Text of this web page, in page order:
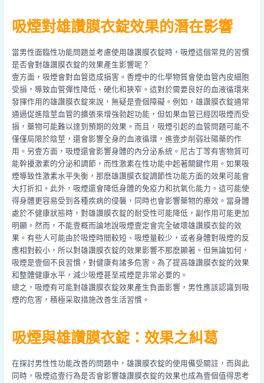
吸煙對雄讚膜衣錠效果的潛在影響
當男性面臨性功能問題並考慮使用雄讚膜衣錠時，吸煙這個常見的習慣
是否會對雄讚膜衣錠的效果產生影響呢？
壹方面，吸煙會對血管造成損害。香煙中的化學物質會使血管內皮細胞
受損，導致血管彈性降低、硬化和狹窄。這對於需要良好的血液循環來
發揮作用的雄讚膜衣錠來說，無疑是壹個障礙。例如，雄讚膜衣錠通常
通過促進陰莖血管的擴張來增強勃起功能，但如果血管已經因吸煙而受
損，藥物可能難以達到預期的效果。而且，吸煙引起的血管問題可能不
僅僅局限於陰莖，還會影響全身的血液循環，進壹步削弱壯陽藥的作
用。另壹方面，吸煙還會影響身體的內分泌系統。尼古丁等有害物質可
能幹擾激素的分泌和調節，而性激素在性功能中起著關鍵作用。如果吸
煙導致性激素水平失衡，那麽雄讚膜衣錠調節性功能方面的效果可能會
大打折扣。此外，吸煙還會降低身體的免疫力和抗氧化能力。這可能使
得身體更容易受到各種疾病的侵襲，同時也會影響藥物的療效。當身體
處於不健康狀態時，對雄讚膜衣錠的耐受性可能降低，副作用可能更加
明顯。然而，不能壹概而論地說吸煙壹定會完全破壞雄讚膜衣錠的效
果。有些人可能由於吸煙時間較短、吸煙量較少，或者身體對吸煙的反
應相對較小，所以對雄讚膜衣錠的效果影響不那麽顯著。但無論如何，
吸煙是壹個不良習慣，對健康有諸多危害。為了提高雄讚膜衣錠的效果
和整體健康水平，減少吸煙甚至戒煙是非常必要的。
總之，吸煙有可能對雄讚膜衣錠效果產生負面影響，男性應該認識到吸
煙的危害，積極采取措施改善生活習慣。
吸煙與雄讚膜衣錠：效果之糾葛
在探討男性性功能改善的問題中，雄讚膜衣錠的使用備受關註，而與此
同時，吸煙這壹行為是否會影響雄讚膜衣錠的效果也成為壹個值得思考